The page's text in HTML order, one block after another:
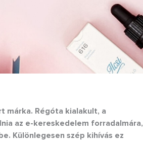
márka. Régóta kialakult, a
az e-kereskedelem forradalmára,
Különlegesen szép kihívás ez